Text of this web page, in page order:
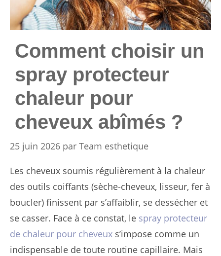
Comment choisir un
spray protecteur
chaleur pour
cheveux abîmés ?
25 juin 2026 par Team esthetique
Les cheveux soumis régulièrement à la chaleur
des outils coiffants (sèche-cheveux, lisseur, fer à
boucler) finissent par s’affaiblir, se dessécher et
se casser. Face à ce constat, le spray protecteur
de chaleur pour cheveux s’impose comme un
indispensable de toute routine capillaire. Mais